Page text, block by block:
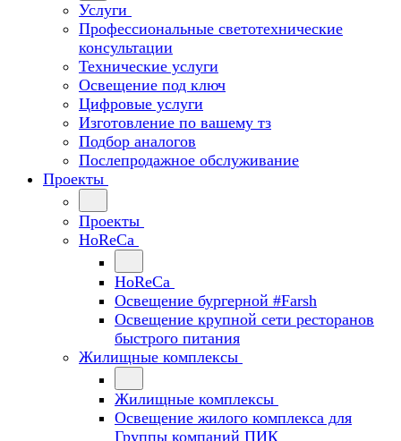
Услуги
Профессиональные светотехнические
консультации
Технические услуги
Освещение под ключ
Цифровые услуги
Изготовление по вашему тз
Подбор аналогов
Послепродажное обслуживание
Проекты
Проекты
HoReCa
HoReCa
Освещение бургерной #Farsh
Освещение крупной сети ресторанов
быстрого питания
Жилищные комплексы
Жилищные комплексы
Освещение жилого комплекса для
Группы компаний ПИК